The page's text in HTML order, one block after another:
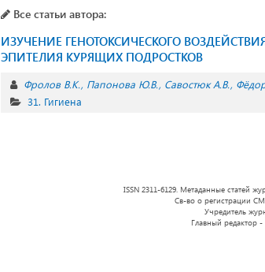
Все статьи автора:
ИЗУЧЕНИЕ ГЕНОТОКСИЧЕСКОГО
ЭПИТЕЛИЯ КУРЯЩИХ ПОДРОСТКОВ
Фролов В.К. Папонова Ю.В. Савостюк А.В.
31. Гигиена
ISSN 2311-6129. Метаданные статей
Св-во о регистрации
Учредитель
Главный редактор